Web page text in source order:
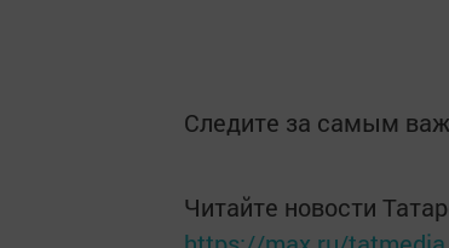
Следите за самым
Читайте новости